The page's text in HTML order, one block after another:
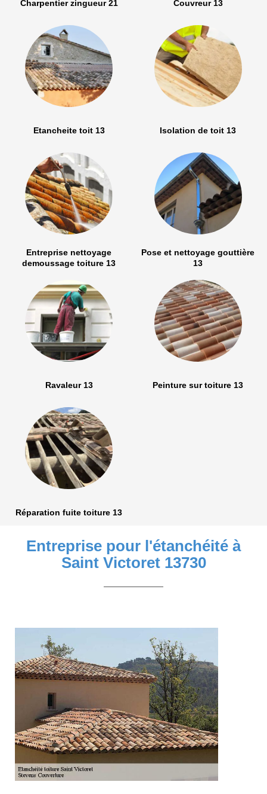
Charpentier zingueur 21 Couvreur 13
Etancheite toit 13 Isolation de toit 13
Entreprise nettoyage
demoussage toiture 13
Pose et nettoyage gouttière
13
Ravaleur 13 Peinture sur toiture 13
Réparation fuite toiture 13
Entreprise pour l'étanchéité à
Saint Victoret 13730